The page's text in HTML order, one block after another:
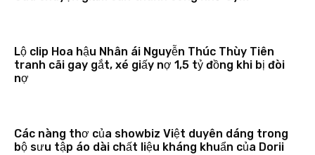
Lộ clip Hoa hậu Nhân ái Nguyễn Thúc Thùy Tiên
tranh cãi gay gắt, xé giấy nợ 1,5 tỷ đồng khi bị đòi
nợ
Các nàng thơ của showbiz Việt duyên dáng trong
bộ sưu tập áo dài chất liệu kháng khuẩn của Dorii